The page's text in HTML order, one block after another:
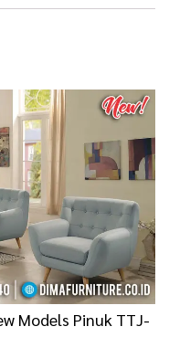
Models Pinuk TTJ-